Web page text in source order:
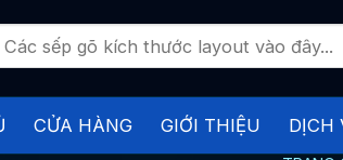
CỬA HÀNG GIỚI THIỆU DỊCH